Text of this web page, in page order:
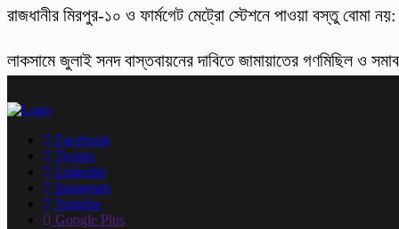
রাজধানীর মিরপুর-১০ ও ফার্মগেট মেট্রো স্টেশনে পাওয়া বস্তু বোমা
লাকসামে জুলাই সনদ বাস্তবায়নের দাবিতে জামায়াতের গণমিছিল ও
Facebook
Twitter
Linkedin
Instagram
Youtube
Google Plus